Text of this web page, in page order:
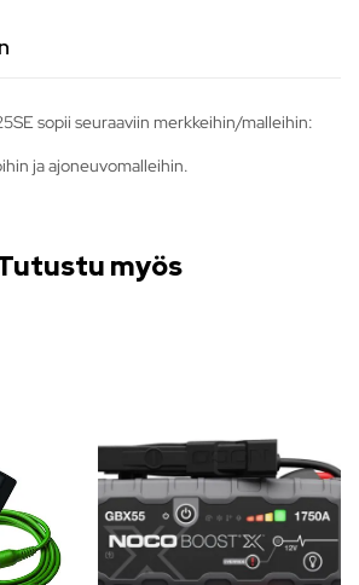
sopii seuraaviin merkkeihin/malleihin:
ja ajoneuvomalleihin.
myös